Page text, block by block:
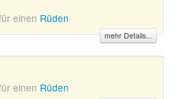
einen Rüden
mehr Details...
einen Rüden